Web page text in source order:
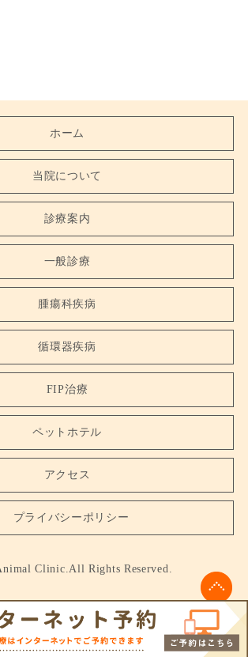
ホーム
当院について
診療案内
一般診療
腫瘍科疾病
循環器疾病
FIP治療
ペットホテル
アクセス
プライバシーポリシー
Clinic.All Rights Reserved.